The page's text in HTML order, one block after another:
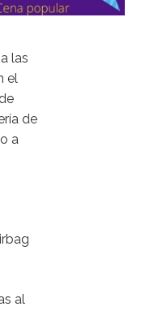
las
el
de
a
al